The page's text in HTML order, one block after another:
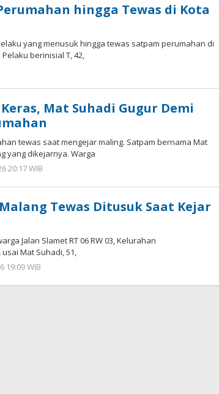
hingga Tewas di Kota
yang menusuk hingga tewas satpam perumahan di
berinisial T, 42,
Mat Suhadi Gugur Demi
tewas saat mengejar maling. Satpam bernama Mat
yang dikejarnya. Warga
20:17 WIB
Tewas Ditusuk Saat Kejar
Jalan Slamet RT 06 RW 03, Kelurahan
Mat Suhadi, 51,
19:09 WIB